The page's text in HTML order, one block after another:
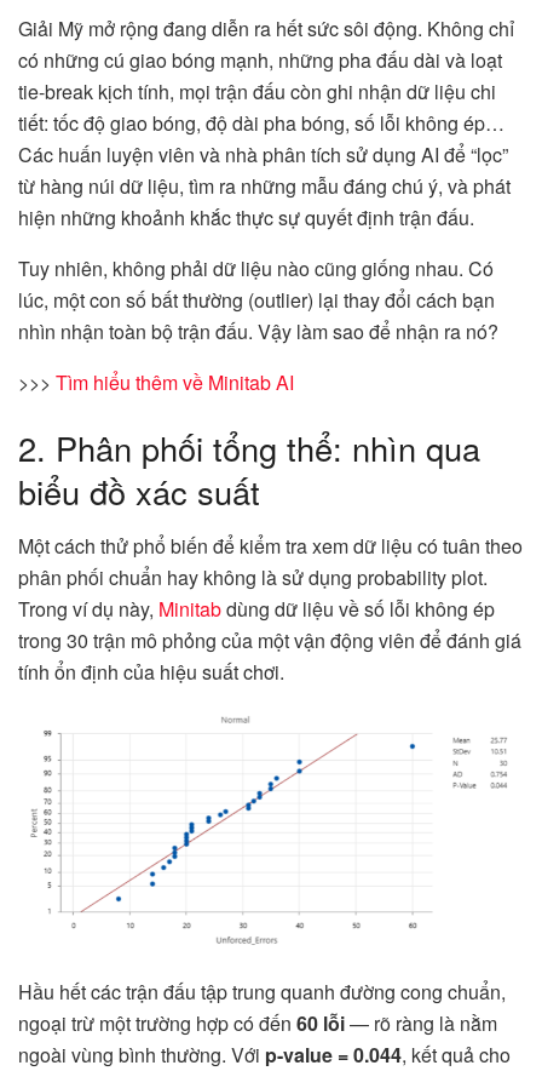
Giải Mỹ mở rộng đang diễn ra hết sức sôi động. Không chỉ
có những cú giao bóng mạnh, những pha đấu dài và loạt
tie-break kịch tính, mọi trận đấu còn ghi nhận dữ liệu chi
tiết: tốc độ giao bóng, độ dài pha bóng, số lỗi không ép…
Các huấn luyện viên và nhà phân tích sử dụng AI để “lọc”
từ hàng núi dữ liệu, tìm ra những mẫu đáng chú ý, và phát
hiện những khoảnh khắc thực sự quyết định trận đấu.
Tuy nhiên, không phải dữ liệu nào cũng giống nhau. Có
lúc, một con số bất thường (outlier) lại thay đổi cách bạn
nhìn nhận toàn bộ trận đấu. Vậy làm sao để nhận ra nó?
>>> Tìm hiểu thêm về Minitab AI
2. Phân phối tổng thể: nhìn qua
biểu đồ xác suất
Một cách thử phổ biến để kiểm tra xem dữ liệu có tuân theo
phân phối chuẩn hay không là sử dụng probability plot.
Trong ví dụ này, Minitabdùng dữ liệu về số lỗi không ép
trong 30 trận mô phỏng của một vận động viên để đánh giá
tính ổn định của hiệu suất chơi.
Hầu hết các trận đấu tập trung quanh đường cong chuẩn,
ngoại trừ một trường hợp có đến 60 lỗi— rõ ràng là nằm
ngoài vùng bình thường. Với p-value = 0.044, kết quả cho